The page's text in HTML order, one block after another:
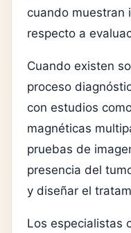
cuando muestran
respecto a
Cuando existen
proceso
con estudios
magnéticas
pruebas de
presencia del
y diseñar el
Los especialistas